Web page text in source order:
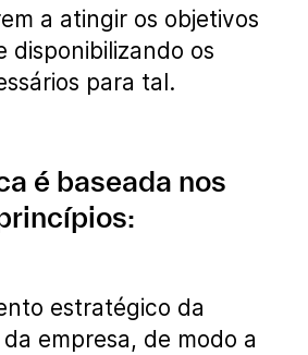
a atingir os objetivos
disponibilizando os
para tal.
é baseada nos
estratégico da
empresa, de modo a